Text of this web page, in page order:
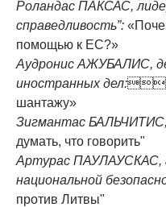
Роландас ПАКСАС,
справедливость”:
помощью к ЕС?»
Аудронис АЖУБАЛИС,
иностранных дел:
шантажу»
Зигмантас
думать, что говорить"
Артурас ПАУЛАУСКАС,
национальной
против Литвы"